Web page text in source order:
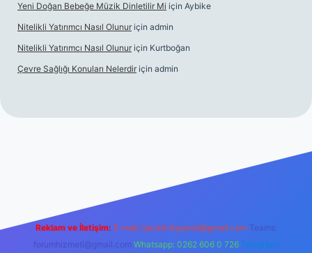
Yeni Doğan Bebeğe Müzik Dinletilir Mi için Aybike
Nitelikli Yatırımcı Nasıl Olunur için admin
Nitelikli Yatırımcı Nasıl Olunur için Kurtboğan
Çevre Sağlığı Konuları Nelerdir için admin
Reklam ve İletişim: E-mail: backlinkpaneli@gmail.com Teams:
forumhizmeti@gmail.com Whatsapp: 0262 606 0 726 Telegram: